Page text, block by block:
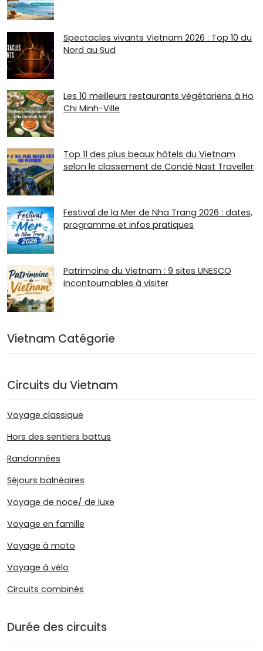
Spectacles vivants Vietnam 2026 : Top 10 du
Nord au Sud
Les 10 meilleurs restaurants végétariens à Ho
Chi Minh-Ville
Top 11 des plus beaux hôtels du Vietnam
selon le classement de Condé Nast Traveller
Festival de la Mer de Nha Trang 2026 : dates,
programme et infos pratiques
Patrimoine du Vietnam : 9 sites UNESCO
incontournables à visiter
Vietnam Catégorie
Circuits du Vietnam
Voyage classique
Hors des sentiers battus
Randonnées
Séjours balnéaires
Voyage de noce/ de luxe
Voyage en famille
Voyage à moto
Voyage à vélo
Circuits combinés
Durée des circuits